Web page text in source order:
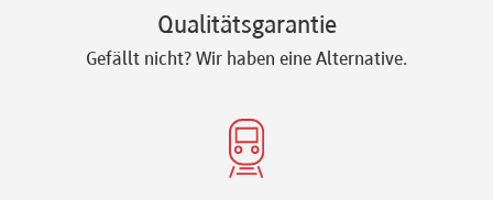
Qualitätsgarantie
Gefällt nicht? Wir haben eine Alternative.